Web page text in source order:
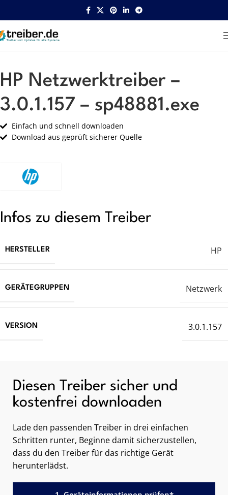
Startseite HP Netzwerk
HP Netzwerktreiber –
3.0.1.157 – sp48881.exe
Einfach und schnell downloaden
Download aus geprüft sicherer Quelle
Infos zu diesem Treiber
HERSTELLER HP
GERÄTEGRUPPEN Netzwerk
VERSION 3.0.1.157
Diesen Treiber sicher und
kostenfrei downloaden
Lade den passenden Treiber in drei einfachen
Schritten runter, Beginne damit sicherzustellen,
dass du den Treiber für das richtige Gerät
herunterlädst.